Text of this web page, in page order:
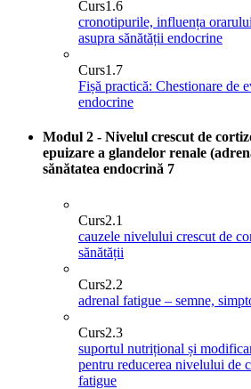
Curs1.6
cronotipurile, influența
asupra sănătății endocrine
Curs1.7
Fișă practică: Chestionare de
endocrine
Modul 2 - Nivelul crescut de
epuizare a glandelor renale
sănătatea endocrină 7
Curs2.1
cauzele nivelului crescut de
sănătății
Curs2.2
adrenal fatigue – semne,
Curs2.3
suportul nutrițional și
pentru reducerea nivelului de
fatigue